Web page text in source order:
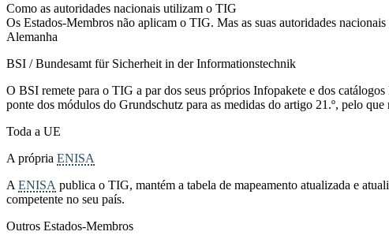
Como as autoridades nacionais utilizam o TIG
Os Estados-Membros não aplicam o TIG. Mas as suas autoridades
Alemanha
BSI / Bundesamt für Sicherheit in der Informationstechnik
O BSI remete para o TIG a par dos seus próprios Infopakete e dos
ponte dos módulos do Grundschutz para as medidas do artigo 21.º, pelo
Toda a UE
A própria ENISA
A ENISA publica o TIG, mantém a tabela de mapeamento atualizada e
competente no seu país.
Outros Estados-Membros